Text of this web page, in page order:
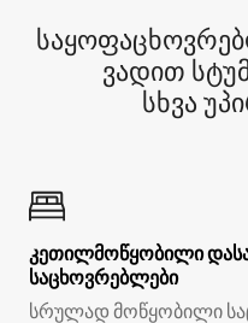
ვადით
სხვა
კეთილმოწყობილი
საცხოვრებლები
სრულად მოწყობილი